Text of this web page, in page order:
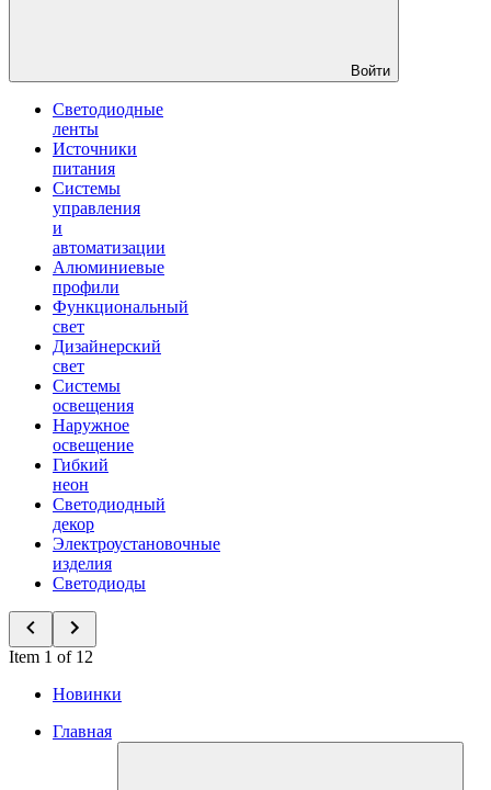
Войти
Светодиодные
ленты
Источники
питания
Системы
управления
и
автоматизации
Алюминиевые
профили
Функциональный
свет
Дизайнерский
свет
Системы
освещения
Наружное
освещение
Гибкий
неон
Светодиодный
декор
Электроустановочные
изделия
Светодиоды
Item 1 of 12
Новинки
Главная